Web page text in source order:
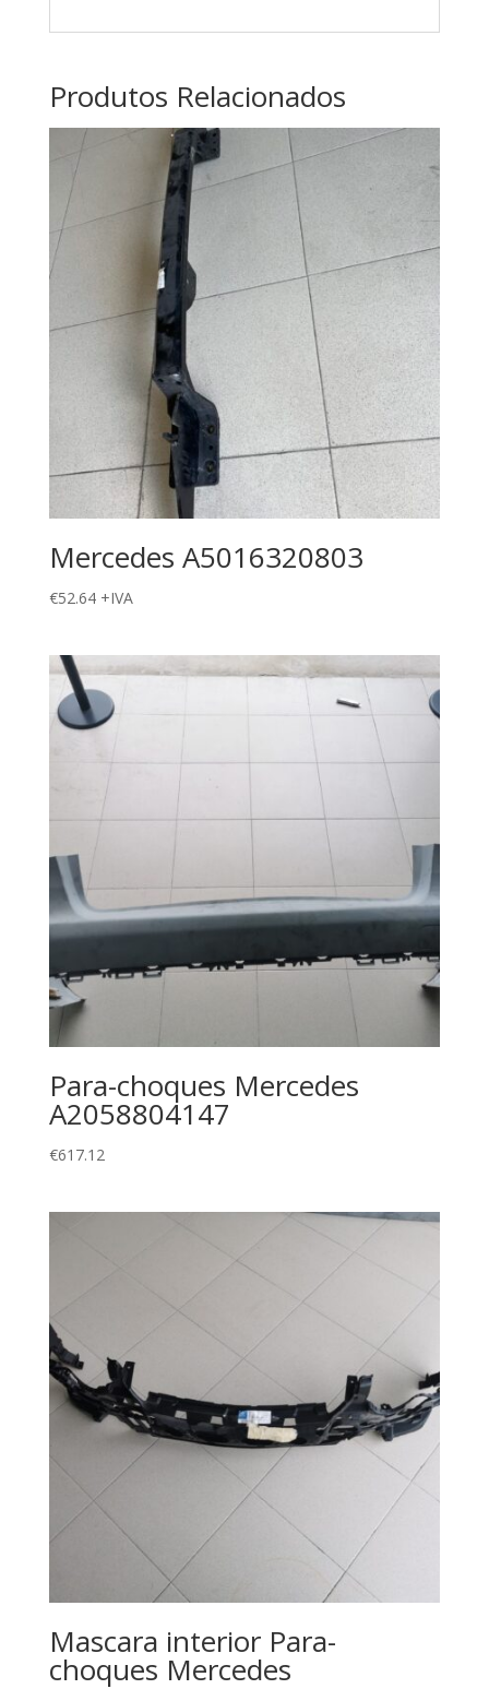
Produtos Relacionados
Mercedes A5016320803
€52.64 +IVA
Para-choques Mercedes
A2058804147
€617.12
Mascara interior Para-
choques Mercedes